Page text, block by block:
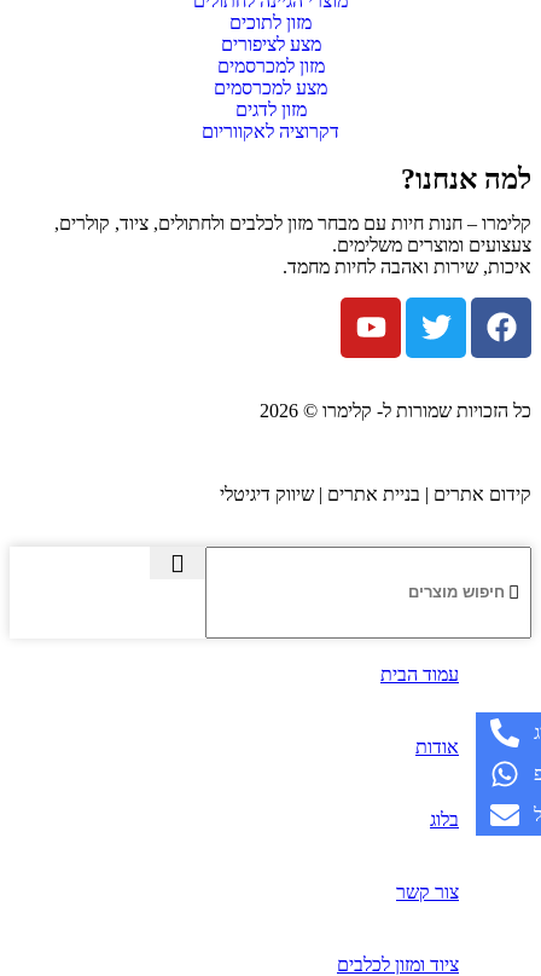
מזון לתוכים
מצע לציפורים
מזון למכרסמים
מצע למכרסמים
מזון לדגים
דקרוציה לאקווריום
למה אנחנו?
קלימרו – חנות חיות עם מבחר מזון לכלבים ולחתולים, ציוד, קולרים,
צעצועים ומוצרים משלימים.
איכות, שירות ואהבה לחיות מחמד.
כל הזכויות שמורות ל- קלימרו © 2026
קידום אתרים | בניית אתרים | שיווק דיגיטלי
עמוד הבית
אודות
בלוג
צור קשר
ציוד ומזון לכלבים